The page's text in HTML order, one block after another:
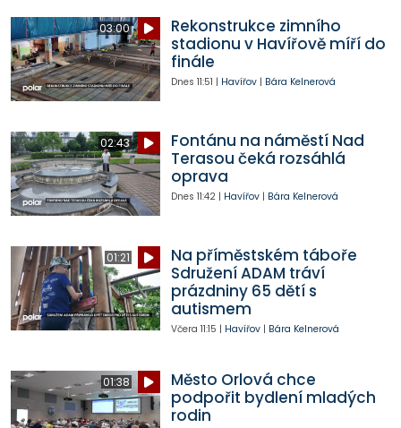
03:00
Rekonstrukce zimního
stadionu v Havířově míří do
finále
Dnes 11:51 | Havířov| Bára Kelnerová
02:43
Fontánu na náměstí Nad
Terasou čeká rozsáhlá
oprava
Dnes 11:42| Havířov| Bára Kelnerová
01:21
Na příměstském táboře
Sdružení ADAM tráví
prázdniny 65 dětí s
autismem
Včera 11:15 | Havířov| Bára Kelnerová
01:38
Město Orlová chce
podpořit bydlení mladých
rodin